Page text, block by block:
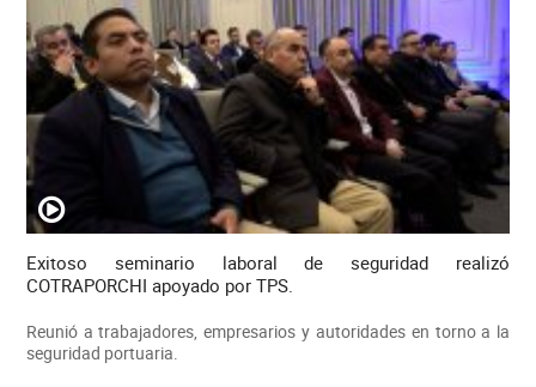
Exitoso seminario laboral de seguridad realizó
COTRAPORCHI apoyado por TPS.
Reunió a trabajadores, empresarios y autoridades en torno a la
seguridad portuaria.